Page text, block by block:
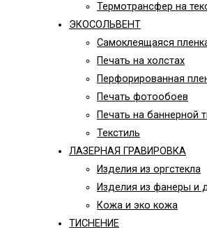
Термотрансфер на
ЭКОСОЛЬВЕНТ
Самоклеящаяся
Печать на холстах
Перфорированная
Печать фотообоев
Печать на баннерной
Текстиль
ЛАЗЕРНАЯ ГРАВИРОВКА
Изделия из оргстекла
Изделия из фанеры и
Кожа и эко кожа
ТИСНЕНИЕ